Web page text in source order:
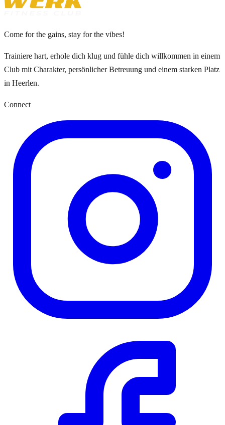
Come for the gains, stay for the vibes!
Trainiere hart, erhole dich klug und fühle dich willkommen in einem
Club mit Charakter, persönlicher Betreuung und einem starken Platz
in Heerlen.
Connect